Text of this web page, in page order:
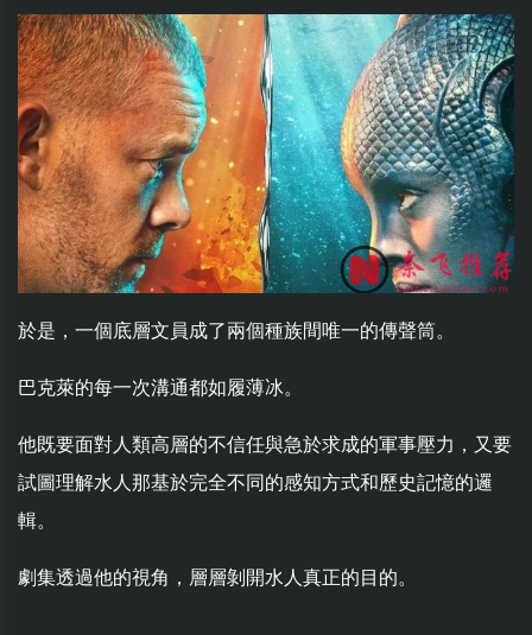
於是，一個底層文員成了兩個種族間唯一的傳聲筒。
巴克萊的每一次溝通都如履薄冰。
他既要面對人類高層的不信任與急於求成的軍事壓力，又要
試圖理解水人那基於完全不同的感知方式和歷史記憶的邏
輯。
劇集透過他的視角，層層剝開水人真正的目的。